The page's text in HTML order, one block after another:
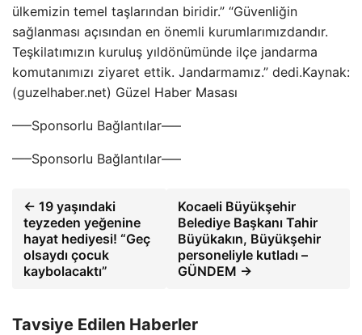
ülkemizin temel taşlarından biridir.” “Güvenliğin
sağlanması açısından en önemli kurumlarımızdandır.
Teşkilatımızın kuruluş yıldönümünde ilçe jandarma
komutanımızı ziyaret ettik. Jandarmamız.” dedi.Kaynak:
(guzelhaber.net) Güzel Haber Masası
—–Sponsorlu Bağlantılar—–
—–Sponsorlu Bağlantılar—–
← 19 yaşındaki
teyzeden yeğenine
hayat hediyesi! “Geç
olsaydı çocuk
kaybolacaktı”
Kocaeli Büyükşehir
Belediye Başkanı Tahir
Büyükakın, Büyükşehir
personeliyle kutladı –
GÜNDEM →
Tavsiye Edilen Haberler